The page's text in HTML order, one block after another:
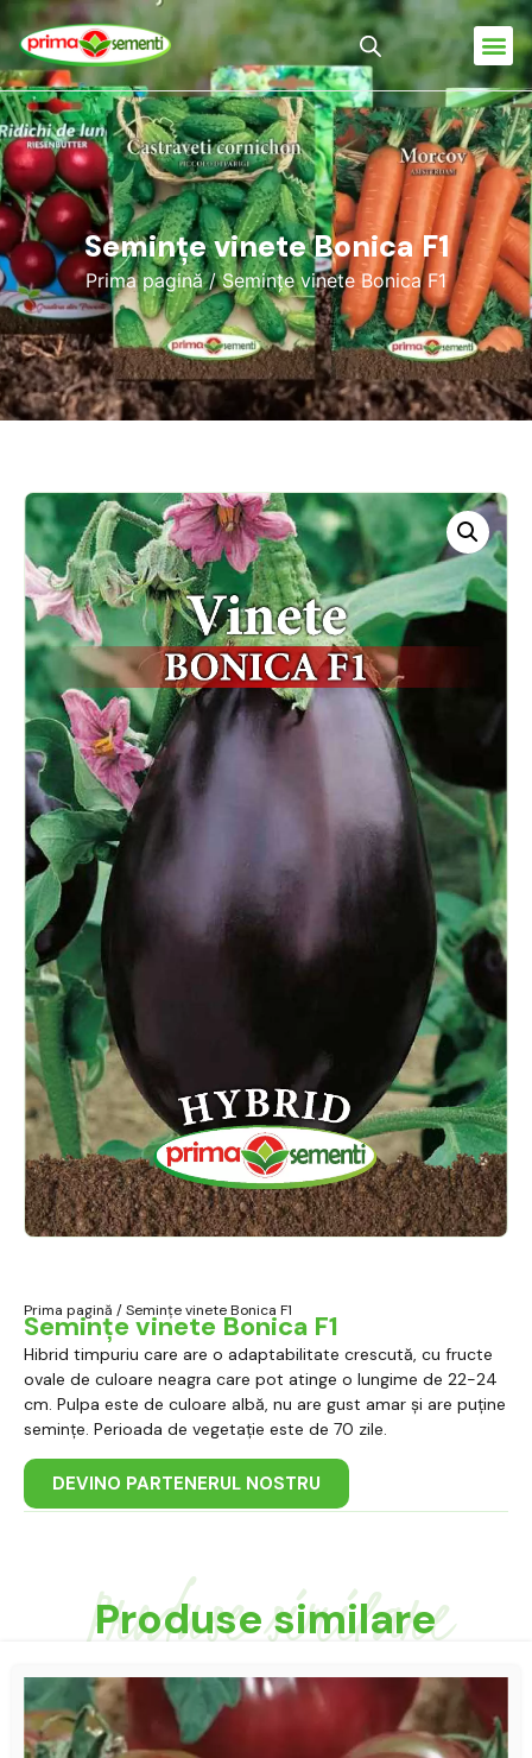
Semințe vinete Bonica F1
Prima pagină/ Semințe vinete Bonica F1
Prima pagină / Semințe vinete Bonica F1
Semințe vinete Bonica F1
Hibrid timpuriu care are o adaptabilitate crescută, cu fructe
ovale de culoare neagra care pot atinge o lungime de 22-24
cm. Pulpa este de culoare albă, nu are gust amar și are puține
semințe. Perioada de vegetație este de 70 zile.
DEVINO PARTENERUL NOSTRU
Produse similare
Produse similare